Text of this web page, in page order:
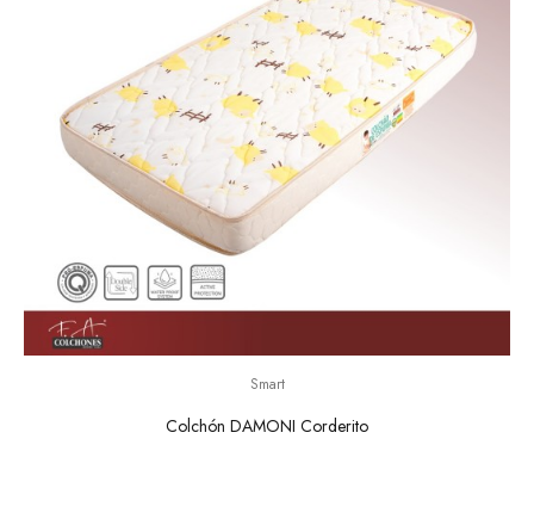
Smart
Colchón DAMONI Corderito